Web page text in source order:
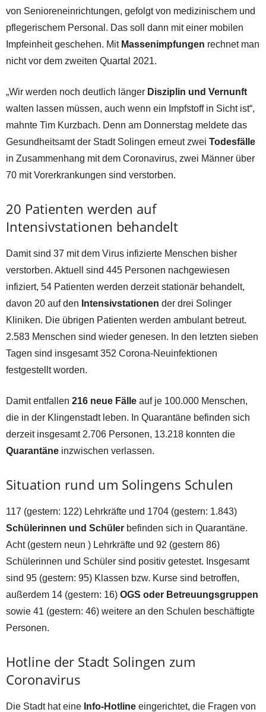
von Senioreneinrichtungen, gefolgt von medizinischem und
pflegerischem Personal. Das soll dann mit einer mobilen
Impfeinheit geschehen. Mit Massenimpfungen rechnet man
nicht vor dem zweiten Quartal 2021.
„Wir werden noch deutlich länger Disziplin und Vernunft
walten lassen müssen, auch wenn ein Impfstoff in Sicht ist“,
mahnte Tim Kurzbach. Denn am Donnerstag meldete das
Gesundheitsamt der Stadt Solingen erneut zwei Todesfälle
in Zusammenhang mit dem Coronavirus, zwei Männer über
70 mit Vorerkrankungen sind verstorben.
20 Patienten werden auf
Intensivstationen behandelt
Damit sind 37 mit dem Virus infizierte Menschen bisher
verstorben. Aktuell sind 445 Personen nachgewiesen
infiziert, 54 Patienten werden derzeit stationär behandelt,
davon 20 auf den Intensivstationen der drei Solinger
Kliniken. Die übrigen Patienten werden ambulant betreut.
2.583 Menschen sind wieder genesen. In den letzten sieben
Tagen sind insgesamt 352 Corona-Neuinfektionen
festgestellt worden.
Damit entfallen 216 neue Fälle auf je 100.000 Menschen,
die in der Klingenstadt leben. In Quarantäne befinden sich
derzeit insgesamt 2.706 Personen, 13.218 konnten die
Quarantäne inzwischen verlassen.
Situation rund um Solingens Schulen
117 (gestern: 122) Lehrkräfte und 1704 (gestern: 1.843)
Schülerinnen und Schüler befinden sich in Quarantäne.
Acht (gestern neun ) Lehrkräfte und 92 (gestern 86)
Schülerinnen und Schüler sind positiv getestet. Insgesamt
sind 95 (gestern: 95) Klassen bzw. Kurse sind betroffen,
außerdem 14 (gestern: 16) OGS oder Betreuungsgruppen
sowie 41 (gestern: 46) weitere an den Schulen beschäftigte
Personen.
Hotline der Stadt Solingen zum
Coronavirus
Die Stadt hat eine Info-Hotline eingerichtet, die Fragen von